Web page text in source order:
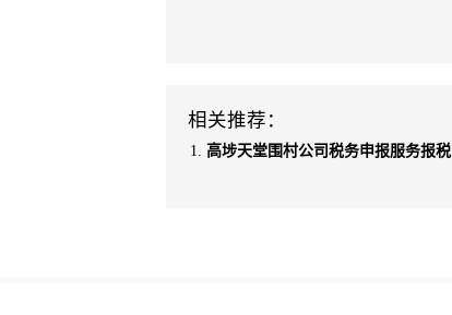
相关推荐：
高埗天堂围村公司税务申报服务报税